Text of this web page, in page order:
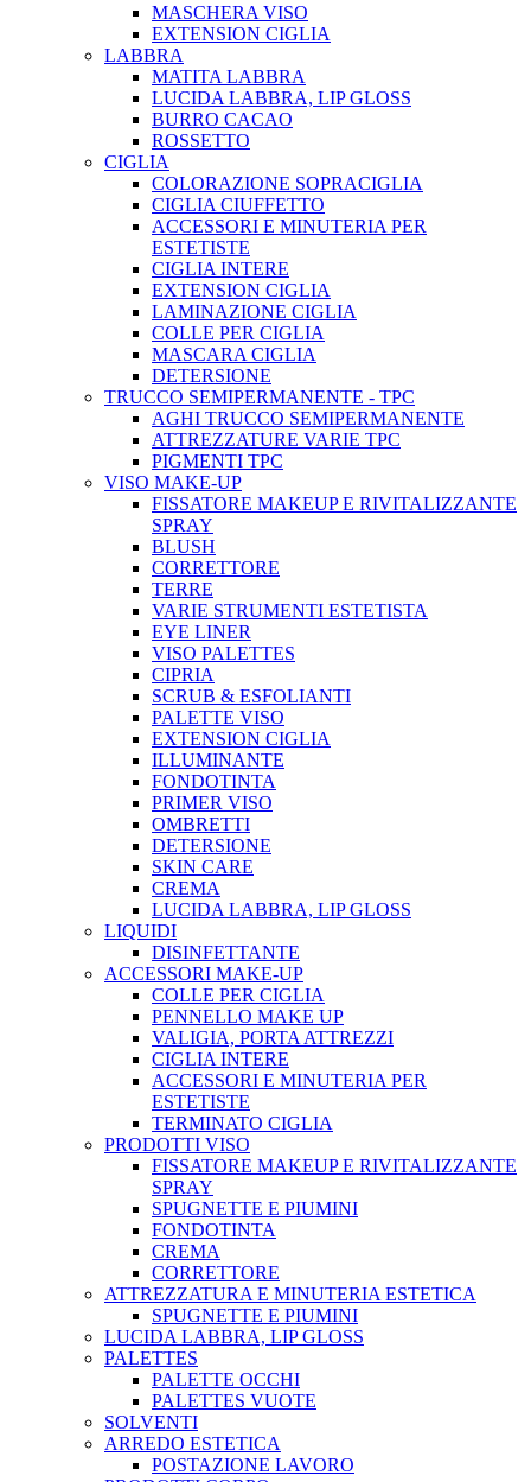
MASCHERA VISO
EXTENSION CIGLIA
LABBRA
MATITA LABBRA
LUCIDA LABBRA, LIP GLOSS
BURRO CACAO
ROSSETTO
CIGLIA
COLORAZIONE SOPRACIGLIA
CIGLIA CIUFFETTO
ACCESSORI E MINUTERIA PER
ESTETISTE
CIGLIA INTERE
EXTENSION CIGLIA
LAMINAZIONE CIGLIA
COLLE PER CIGLIA
MASCARA CIGLIA
DETERSIONE
TRUCCO SEMIPERMANENTE - TPC
AGHI TRUCCO SEMIPERMANENTE
ATTREZZATURE VARIE TPC
PIGMENTI TPC
VISO MAKE-UP
FISSATORE MAKEUP E RIVITALIZZANTE
SPRAY
BLUSH
CORRETTORE
TERRE
VARIE STRUMENTI ESTETISTA
EYE LINER
VISO PALETTES
CIPRIA
SCRUB & ESFOLIANTI
PALETTE VISO
EXTENSION CIGLIA
ILLUMINANTE
FONDOTINTA
PRIMER VISO
OMBRETTI
DETERSIONE
SKIN CARE
CREMA
LUCIDA LABBRA, LIP GLOSS
LIQUIDI
DISINFETTANTE
ACCESSORI MAKE-UP
COLLE PER CIGLIA
PENNELLO MAKE UP
VALIGIA, PORTA ATTREZZI
CIGLIA INTERE
ACCESSORI E MINUTERIA PER
ESTETISTE
TERMINATO CIGLIA
PRODOTTI VISO
FISSATORE MAKEUP E RIVITALIZZANTE
SPRAY
SPUGNETTE E PIUMINI
FONDOTINTA
CREMA
CORRETTORE
ATTREZZATURA E MINUTERIA ESTETICA
SPUGNETTE E PIUMINI
LUCIDA LABBRA, LIP GLOSS
PALETTES
PALETTE OCCHI
PALETTES VUOTE
SOLVENTI
ARREDO ESTETICA
POSTAZIONE LAVORO